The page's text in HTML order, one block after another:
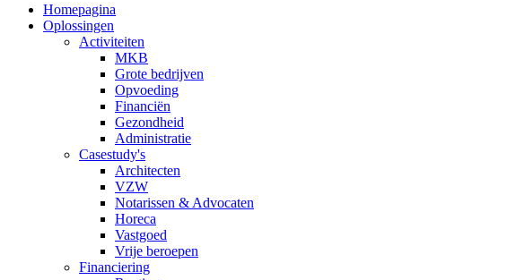
Homepagina
Oplossingen
Activiteiten
MKB
Grote bedrijven
Opvoeding
Financiën
Gezondheid
Administratie
Casestudy's
Architecten
VZW
Notarissen & Advocaten
Horeca
Vastgoed
Vrije beroepen
Financiering